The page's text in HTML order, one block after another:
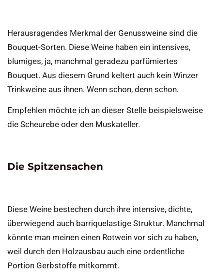
Herausragendes Merkmal der Genussweine sind die
Bouquet-Sorten. Diese Weine haben ein intensives,
blumiges, ja, manchmal geradezu parfümiertes
Bouquet. Aus diesem Grund keltert auch kein Winzer
Trinkweine aus ihnen. Wenn schon, denn schon.
Empfehlen möchte ich an dieser Stelle beispielsweise
die Scheurebe oder den Muskateller.
Die Spitzensachen
Diese Weine bestechen durch ihre intensive, dichte,
überwiegend auch barriquelastige Struktur. Manchmal
könnte man meinen einen Rotwein vor sich zu haben,
weil durch den Holzausbau auch eine ordentliche
Portion Gerbstoffe mitkommt.